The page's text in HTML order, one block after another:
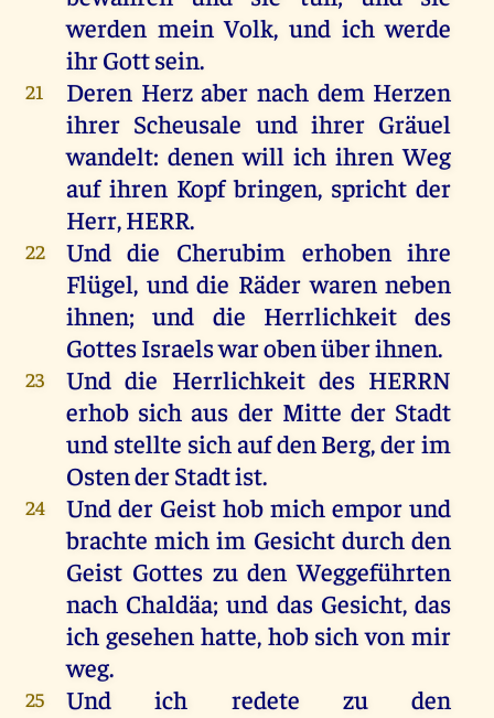
werden mein Volk, und ich werde
ihrGottsein.
21 Deren Herz aber nach dem Herzen
ihrerScheusale und ihrerGräuel
wandelt: denen will ich ihren Weg
auf ihren Kopf bringen, spricht der
Herr,HERR.
22 Und die Cherubim erhoben ihre
Flügel, und die Räder waren neben
ihnen;und die Herrlichkeit des
GottesIsraelswarobenüberihnen.
23 Und die Herrlichkeit des HERRN
erhob sich aus der Mitte der Stadt
und stellte sichaufdenBerg,derim
OstenderStadtist.
24 Und der Geist hob mich empor und
brachte mich im Gesicht durch den
Geist Gottes zu den Weggeführten
nach Chaldäa;und das Gesicht,das
ich gesehen hatte, hob sich von mir
weg.
25 Und ich redete zu
den